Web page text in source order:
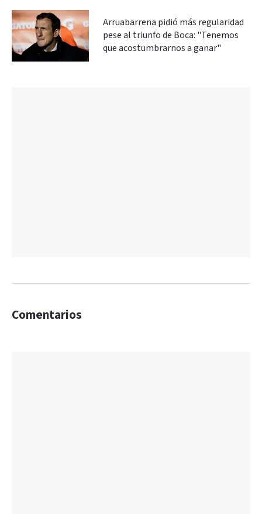
Arruabarrena pidió más regularidad
pese al triunfo de Boca: "Tenemos
que acostumbrarnos a ganar"
Comentarios